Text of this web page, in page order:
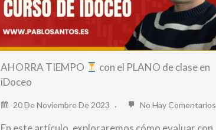
AHORRA TIEMPO
con el PLANO de clase en
iDoceo
20 De Noviembre De 2023 No Hay Comentarios